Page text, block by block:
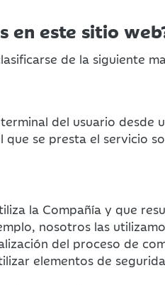
en este sitio
de la siguiente
del usuario
que se presta el servicio
la Compañía y que
nosotros las
del proceso de
elementos de